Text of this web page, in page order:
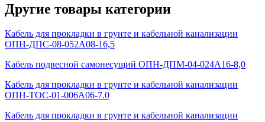
Другие товары категории
Кабель для прокладки в грунте и кабельной канализации
ОПН-ДПС-08-052А08-16,5
Кабель подвесной самонесущий ОПН-ДПМ-04-024А16-8,0
Кабель для прокладки в грунте и кабельной канализации
ОПН-ТОС-01-006А06-7.0
Кабель для прокладки в грунте и кабельной канализации